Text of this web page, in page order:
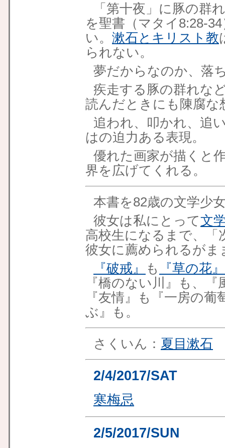
「第十夜」に豚の群
を聖書（マタイ8:28-
い。 漱石とキリスト教
られない。
夢だからなのか、落
疾走する豚の群れな
読んだときにも陳腐
追われ、叩かれ、追
はの迫力ある表現。
優れた画家が描くと
界を広げてくれる。
本書を82歳の文学少
彼女は私にとって文
高校生になるまで、「
彼女に薦められるがま
『破戒』
も
『草の花』
『橋のない川』も、
『友情』も『一房の
ぶ』も。
さくいん： 夏目漱石
2/4/2017/SAT
寒梅忌
2/5/2017/SUN